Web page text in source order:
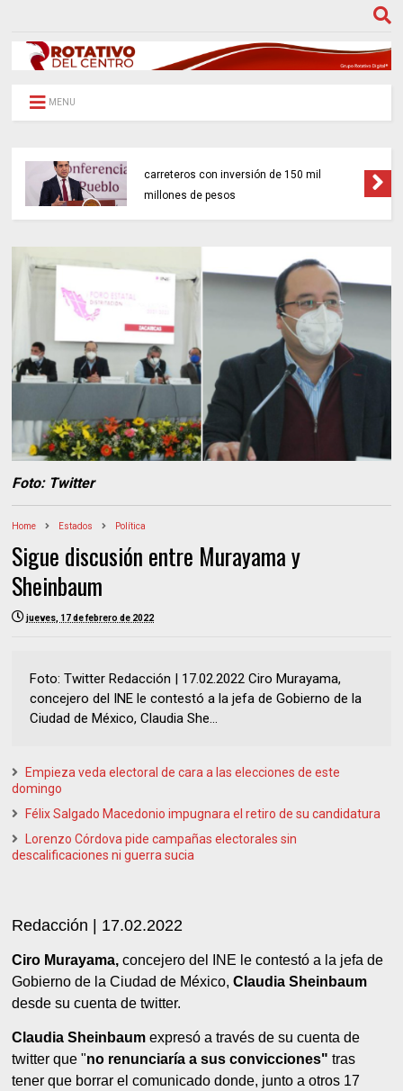
MENU
carreteros con inversión de 150 mil
millones de pesos
Foto: Twitter
Home Estados Política
Sigue discusión entre Murayama y
Sheinbaum
jueves, 17 de febrero de 2022
Foto: Twitter Redacción | 17.02.2022 Ciro Murayama,
concejero del INE le contestó a la jefa de Gobierno de la
Ciudad de México, Claudia She...
Empieza veda electoral de cara a las elecciones de este
domingo
Félix Salgado Macedonio impugnara el retiro de su candidatura
Lorenzo Córdova pide campañas electorales sin
descalificaciones ni guerra sucia
Redacción | 17.02.2022
Ciro Murayama, concejero del INE le contestó a la jefa de
Gobierno de la Ciudad de México,Claudia Sheinbaum
desde su cuenta de twitter.
Claudia Sheinbaum expresó a través de su cuenta de
twitter que "no renunciaría a sus convicciones" tras
tener que borrar el comunicado donde, junto a otros 17